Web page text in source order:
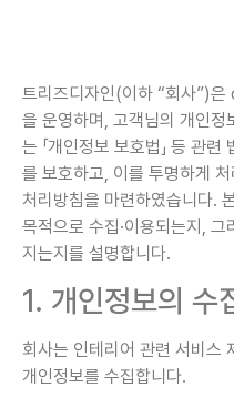
트리즈디자인(이하 “회사”)
을 운영하며, 고객님의 개인
는 「개인정보 보호법」 등 관
를 보호하고, 이를 투명하게
처리방침을 마련하였습니다.
목적으로 수집·이용되는지,
지는지를 설명합니다.
1. 개인정보의 수
회사는 인테리어 관련 서비스
개인정보를 수집합니다.